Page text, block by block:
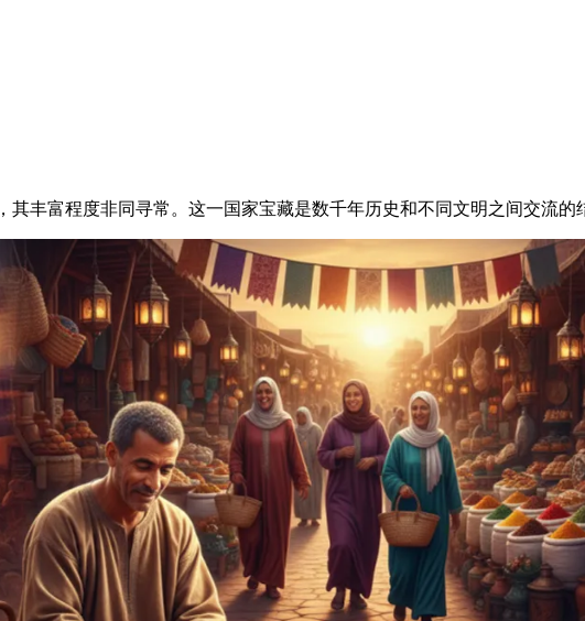
，其丰富程度非同寻常。这一国家宝藏是数千年历史和不同文明之间交流的